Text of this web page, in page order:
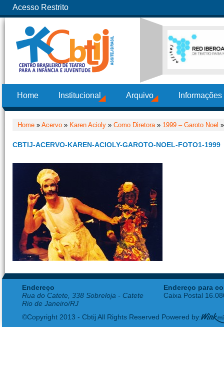
Acesso Restrito
Home Institucional Arquivo
Home » Acervo » Karen Acioly » Como Diretora» 1999 – Garoto Noel
CBTIJ-ACERVO-KAREN-ACIOLY-GAROTO-NOEL-FOTO1-1999
Endereço
Rua do Catete, 338 Sobreloja - Catete
Rio de Janeiro/RJ
Endereço para
Caixa Postal
©Copyright 2013 - Cbtij All Rights Reserved Powered by: